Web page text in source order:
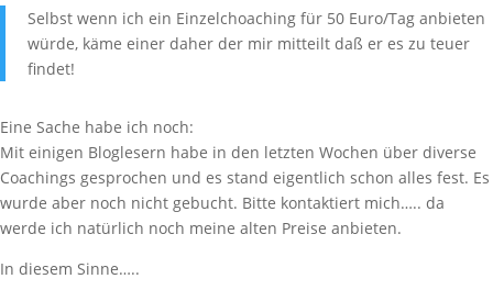
Selbst wenn ich ein Einzelchoaching für 50 Euro/Tag anbieten
würde, käme einer daher der mir mitteilt daß er es zu teuer
findet!
Eine Sache habe ich noch:
Mit einigen Bloglesern habe in den letzten Wochen über diverse
Coachings gesprochen und es stand eigentlich schon alles fest. Es
wurde aber noch nicht gebucht. Bitte kontaktiert mich….. da
werde ich natürlich noch meine alten Preise anbieten.
In diesem Sinne…..